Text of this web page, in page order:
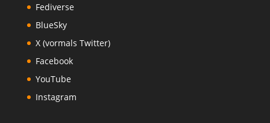
Fediverse
BlueSky
X (vormals Twitter)
Facebook
YouTube
Instagram